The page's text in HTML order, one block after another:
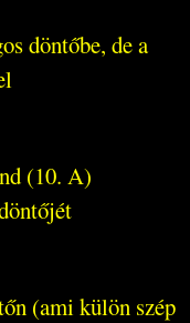
döntőbe, de a
(10. A)
(ami külön szép